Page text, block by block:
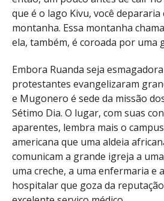
que é o lago Kivu, você
montanha. Essa montanha
ela, também, é coroada por uma
Embora Ruanda seja
protestantes evangelizaram
e Mugonero é sede da missão
Sétimo Dia. O lugar, com suas
aparentes, lembra mais o
americana que uma aldeia
comunicam a grande igreja a
uma creche, a uma enfermaria e
hospitalar que goza da